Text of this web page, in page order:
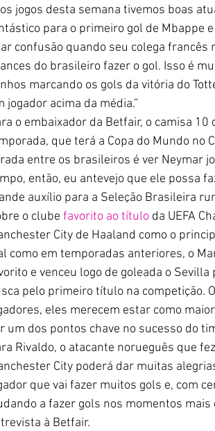
jogos desta semana tivemos boas
para o primeiro gol de Mbappe
confusão quando seu colega
do brasileiro fazer o gol. Isso é
marcando os gols da vitória do
jogador acima da média.”
o embaixador da Betfair, o camisa
que terá a Copa do Mundo no
entre os brasileiros é ver Neymar
então, eu antevejo que ele possa
auxílio para a Seleção Brasileira
o clube favorito ao título da UEFA
City de Haaland como o
como em temporadas anteriores, o
e venceu logo de goleada o
pelo primeiro título na competição.
eles merecem estar como
um dos pontos chave no sucesso do
Rivaldo, o atacante norueguês que
City poderá dar muitas
que vai fazer muitos gols e, com
a fazer gols nos momentos
à Betfair.